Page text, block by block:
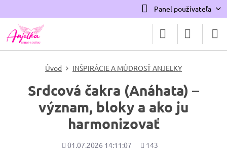
Panel používateľa
Úvod INŠPIRÁCIE A MÚDROSŤ ANJELKY
Srdcová čakra (Anáhata) –
význam, bloky a ako ju
harmonizovať
Pridané
01.07.2026 14:11:07
Počet
143